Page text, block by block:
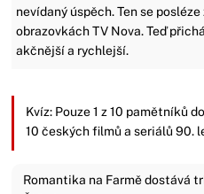
nevídaný úspěch. Ten se
obrazovkách TV Nova. Teď
akčnější a rychlejší.
Kvíz: Pouze 1 z 10 pamětníků
10 českých filmů a seriálů 90.
Romantika na Farmě dostává